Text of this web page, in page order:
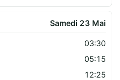
Samedi 23 Mai
03:30
05:15
12:25